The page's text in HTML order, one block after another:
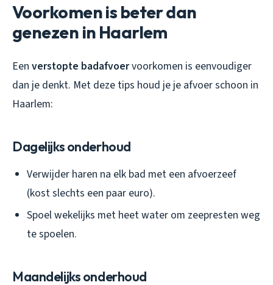
Voorkomen is beter dan
genezen in Haarlem
Een verstopte badafvoervoorkomen is eenvoudiger
dan je denkt. Met deze tips houd je je afvoer schoon in
Haarlem:
Dagelijks onderhoud
Verwijder haren na elk bad met een afvoerzeef
(kost slechts een paar euro).
Spoel wekelijks met heet water om zeepresten weg
te spoelen.
Maandelijks onderhoud